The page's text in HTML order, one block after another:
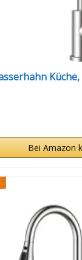
Bei Amazon